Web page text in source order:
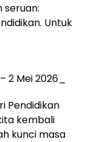
Untuk
2 Mei 2026_
Pendidikan
kembali
kunci masa